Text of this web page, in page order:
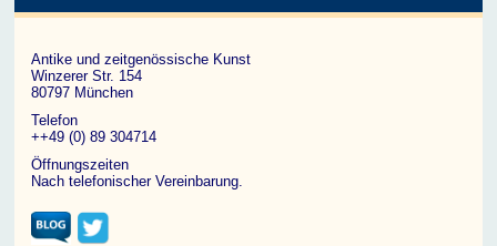
bestätigen,
ein
Mensch
bist.
Antike und zeitgenössische Kunst
Winzerer Str. 154
80797 München
Telefon
++49 (0) 89 304714
Öffnungszeiten
Nach telefonischer Vereinbarung.